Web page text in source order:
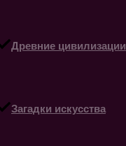
Древние цивилизации
Загадки искусства